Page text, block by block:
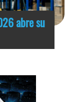
abre su